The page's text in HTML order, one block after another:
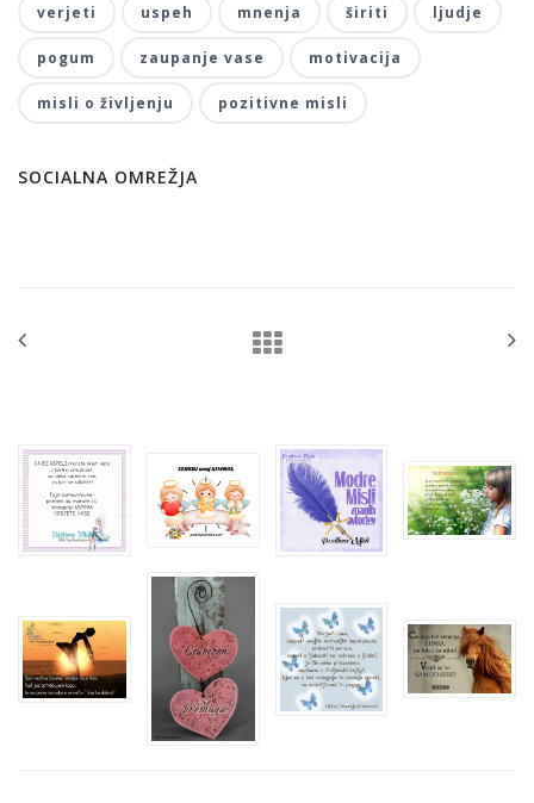
verjeti uspeh mnenja širiti ljudje
pogum zaupanje vase motivacija
misli o življenju pozitivne misli
SOCIALNA OMREŽJA